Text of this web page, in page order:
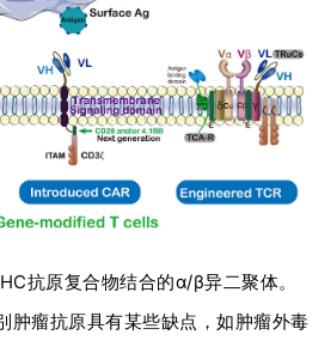
抗原复合物结合的α/β异二聚体。
肿瘤抗原具有某些缺点，如肿瘤外毒